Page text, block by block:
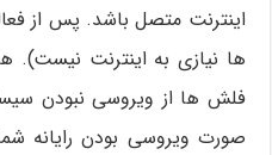
اینترنت متصل باشد. پس از
ها نیازی به اینترنت
فلش ها از ویروسی نبودن
صورت ویروسی بودن رایانه